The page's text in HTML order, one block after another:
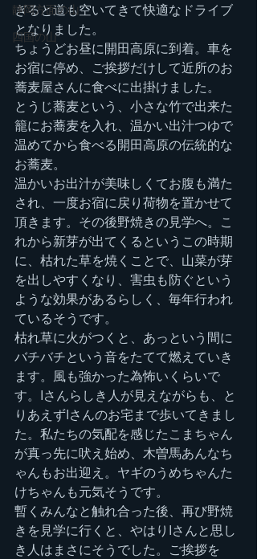
静岡方面の山
四国の山
ぎると道も空いてきて快適なドライブ
となりました。
ちょうどお昼に開田高原に到着。車を
お宿に停め、ご挨拶だけして近所のお
蕎麦屋さんに食べに出掛けました。
とうじ蕎麦という、小さな竹で出来た
籠にお蕎麦を入れ、温かい出汁つゆで
温めてから食べる開田高原の伝統的な
お蕎麦。
温かいお出汁が美味しくてお腹も満た
され、一度お宿に戻り荷物を置かせて
頂きます。その後野焼きの見学へ。こ
れから新芽が出てくるというこの時期
に、枯れた草を焼くことで、山菜が芽
を出しやすくなり、害虫も防ぐという
ような効果があるらしく、毎年行われ
ているそうです。
枯れ草に火がつくと、あっという間に
バチバチという音をたてて燃えていき
ます。風も強かった為怖いくらいで
す。Iさんらしき人が見えながらも、と
りあえずIさんのお宅まで歩いてきまし
た。私たちの気配を感じたこまちゃん
が真っ先に吠え始め、木曽馬あんなち
ゃんもお出迎え。ヤギのうめちゃんた
けちゃんも元気そうです。
暫くみんなと触れ合った後、再び野焼
きを見学に行くと、やはりIさんと思し
き人はまさにそうでした。ご挨拶を